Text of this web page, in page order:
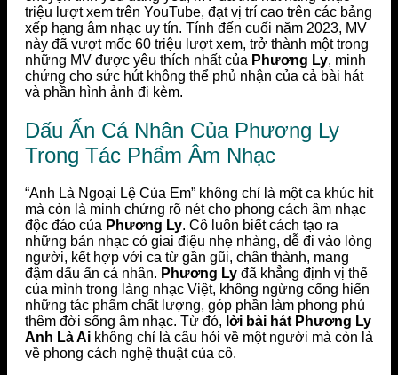
triệu lượt xem trên YouTube, đạt vị trí cao trên các bảng
xếp hạng âm nhạc uy tín. Tính đến cuối năm 2023, MV
này đã vượt mốc 60 triệu lượt xem, trở thành một trong
những MV được yêu thích nhất của Phương Ly, minh
chứng cho sức hút không thể phủ nhận của cả bài hát
và phần hình ảnh đi kèm.
Dấu Ấn Cá Nhân Của Phương Ly
Trong Tác Phẩm Âm Nhạc
“Anh Là Ngoại Lệ Của Em” không chỉ là một ca khúc hit
mà còn là minh chứng rõ nét cho phong cách âm nhạc
độc đáo của Phương Ly. Cô luôn biết cách tạo ra
những bản nhạc có giai điệu nhẹ nhàng, dễ đi vào lòng
người, kết hợp với ca từ gần gũi, chân thành, mang
đậm dấu ấn cá nhân. Phương Ly đã khẳng định vị thế
của mình trong làng nhạc Việt, không ngừng cống hiến
những tác phẩm chất lượng, góp phần làm phong phú
thêm đời sống âm nhạc. Từ đó, lời bài hát Phương Ly
Anh Là Ai không chỉ là câu hỏi về một người mà còn là
về phong cách nghệ thuật của cô.